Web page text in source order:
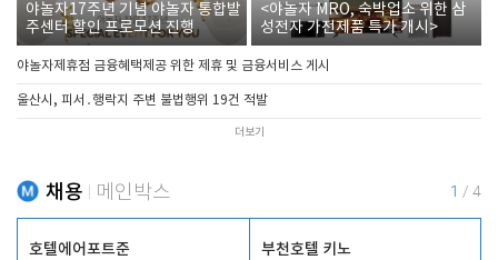
야놀자17주년 기념 야놀자 통합발
주센터 할인 프로모션 진행
<야놀자 MRO, 숙박업소 위한 삼
성전자 가전제품 특가 개시>
야놀자제휴점 금융혜택제공 위한 제휴 및 금융서비스 게시
울산시, 피서․행락지 주변 불법행위 19건 적발
더보기
채용 메인박스 1 / 4
호텔에어포트준 부천호텔 키노